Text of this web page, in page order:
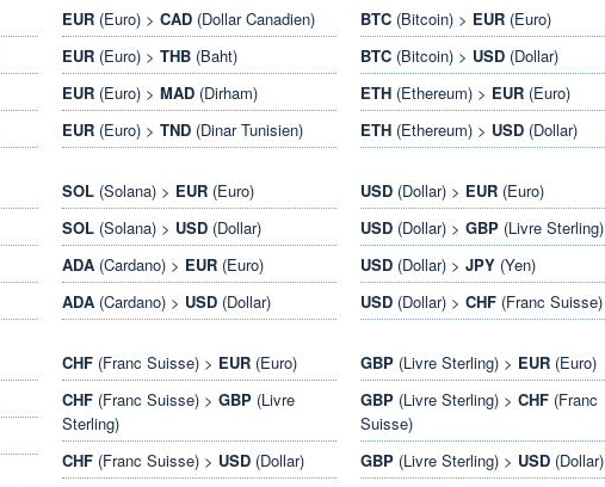
EUR(Euro) > CAD(Dollar Canadien)
EUR(Euro) > THB(Baht)
EUR(Euro) > MAD(Dirham)
EUR(Euro) > TND(Dinar Tunisien)
BTC (Bitcoin) > EUR (Euro)
BTC (Bitcoin) > USD (Dollar)
ETH (Ethereum) > EUR (Euro)
ETH (Ethereum) > USD (Dollar)
SOL(Solana) > EUR(Euro)
SOL(Solana) > USD(Dollar)
ADA(Cardano) > EUR(Euro)
ADA(Cardano) > USD(Dollar)
USD (Dollar) > EUR (Euro)
USD (Dollar) >GBP (Livre Sterling)
USD (Dollar) >JPY (Yen)
USD (Dollar) >CHF (Franc Suisse)
CHF(Franc Suisse) > EUR(Euro)
CHF(Franc Suisse) > GBP(Livre
Sterling)
CHF(Franc Suisse) > USD(Dollar)
GBP (Livre Sterling) > EUR (Euro)
GBP (Livre Sterling) >CHF (Franc
Suisse)
GBP (Livre Sterling) > USD (Dollar)